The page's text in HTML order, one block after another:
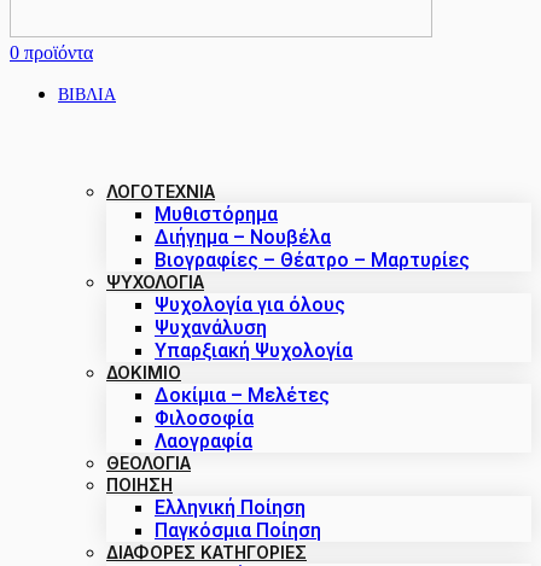
0 προϊόντα
ΒΙΒΛΙΑ
ΛΟΓΟΤΕΧΝΙΑ
Μυθιστόρημα
Διήγημα – Νουβέλα
Βιογραφίες – Θέατρο – Μαρτυρίες
ΨΥΧΟΛΟΓΙΑ
Ψυχολογία για όλους
Ψυχανάλυση
Υπαρξιακή Ψυχολογία
ΔΟΚΊΜΙΟ
Δοκίμια – Μελέτες
Φιλοσοφία
Λαογραφία
ΘΕΟΛΟΓΙΑ
ΠΟΙΗΣΗ
Ελληνική Ποίηση
Παγκόσμια Ποίηση
ΔΙΑΦΟΡΕΣ ΚΑΤΗΓΟΡΙΕΣ